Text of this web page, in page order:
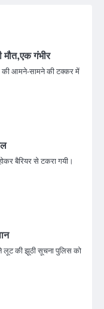
गंभीर
की आमने-सामने की टक्कर में
बैरियर से टकरा गयी।
ने लूट की झूठी सूचना पुलिस को